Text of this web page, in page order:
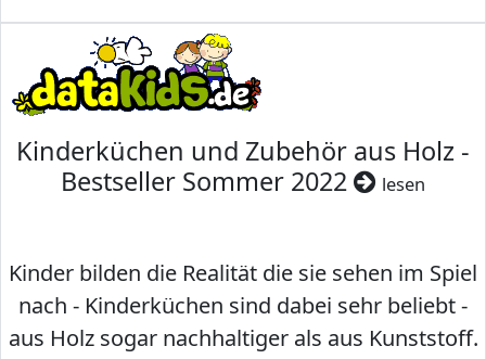
Kinderküchen und Zubehör aus Holz -
Bestseller Sommer 2022
lesen
Kinder bilden die Realität die sie sehen im Spiel
nach - Kinderküchen sind dabei sehr beliebt -
aus Holz sogar nachhaltiger als aus Kunststoff.